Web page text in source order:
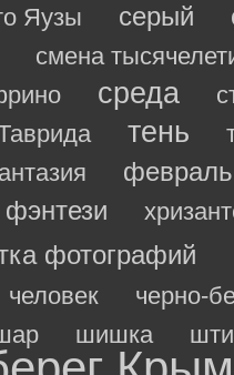
Яузы серый
смена
среда
тень
февраль
фэнтези
фотографий
человек черно-
шишка